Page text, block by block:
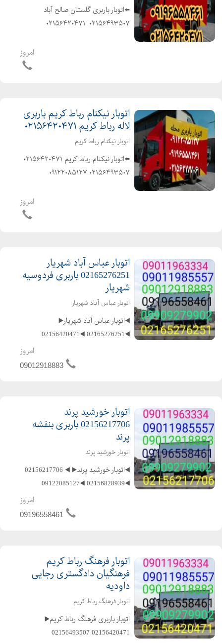
⬅️اتوبار باربری گلستان صالح آباد️
۰۲۱۵۶۴۹۳۵۰۷ ️ ۰۲۱۵۶۴۲۰۴۷۱
در حمل و نقل اثاثیه منزل وجهیزیه و
مبلمان و شرکتها و غیره ⬅️باکادر مجرب و
امروز
اتوبار نیکنام رباط کریم باربری
لاله رباط کریم ۰۲۱۵۶۴۲۰۴۷۱
اتوبار نیکنام رباط کریم
اثاثیه منزل وجهیزیه و مبلمان و شرکتها
امروز
اتوبار عباس آباد شهریار
02165276251 باربری فردوسیه
شهریار
اتوبار عباس آباد شهریار
◀️اتوبار عباس آباد شهریار▶️
◀️02165276251 ◀️02156420471
◀️09011985557 ◀️09012918883
امروز
09012918883
اتوبار خورشید پرند
02156217706 باربری بنفشه
پرند
اتوبار خورشید پرند
◀️اتوبار خورشید پرند▶️ ◀️ 02156217706
◀️02156828939 ◀️09122085127
◀️09127291159 ️متخصص در حمل و نقل
اثاثیه منزل وجهیزیه و مبلمان و شرکتها
امروز
09196558461
اتوبار فرهنگ رباط کریم
فرهنگیان دادگستری رجایی
داودیه
اتوبار فرهنگ رباط کریم
️اتوبار باربری فرهنگ رباط کریم▶️
️02156420471 ️02156493507